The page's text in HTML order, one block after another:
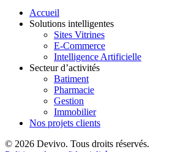
Accueil
Solutions intelligentes
Sites Vitrines
E-Commerce
Intelligence Artificielle
Secteur d’activités
Batiment
Pharmacie
Gestion
Immobilier
Nos projets clients
© 2026 Devivo. Tous droits réservés.